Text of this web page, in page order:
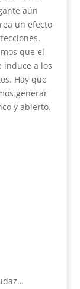
aún
un efecto
que el
induce a los
Hay que
generar
y abierto.